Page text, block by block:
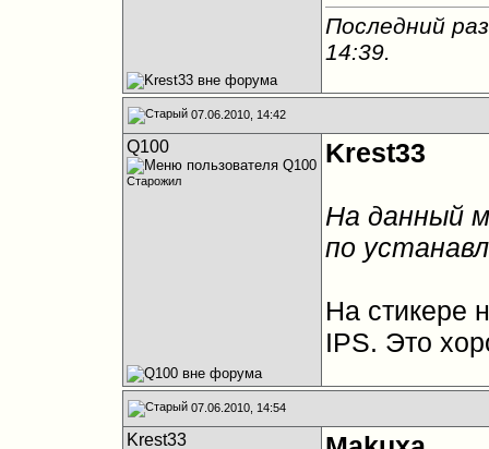
Последний
14:39.
07.06.2010, 14:42
Q100
Старожил
Krest33
На данный
по
На стикере
IPS. Это
07.06.2010, 14:54
Krest33